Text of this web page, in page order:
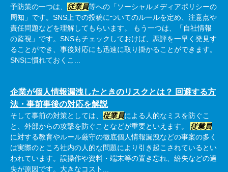
予防策の一つは、 従業員等への「ソーシャルメディアポリシーの
周知」です。SNS上での投稿についてのルールを定め、注意点や
責任問題などを理解してもらいます。 もう一つは、「自社情報
の監視」です。SNSもチェックしておけば、悪評を一早く発見す
ることができ、事後対応にも迅速に取り掛かることができます。
SNSに慣れておくこ...
企業が個人情報漏洩したときのリスクとは？ 回避する方
法・事前事後の対応を解説
そして事前の対策としては、 従業員による人的なミスを防ぐこ
と、外部からの攻撃を防ぐことなどが重要といえます。 従業員
に対する教育やルール厳守の徹底個人情報漏洩などの事案の多く
は実際のところ社内の人的な問題により引き起こされているとい
われています。誤操作や資料・端末等の置き忘れ、紛失などの過
失が原因です。大きなコスト...